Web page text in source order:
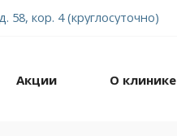
58, кор. 4 (круглосуточно)
Акции О клинике